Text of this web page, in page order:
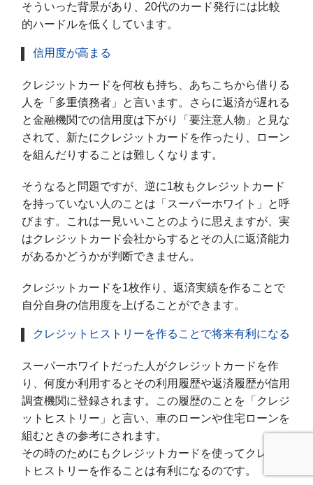
そういった背景があり、20代のカード発行には比較
的ハードルを低くしています。
信用度が高まる
クレジットカードを何枚も持ち、あちこちから借りる
人を「多重債務者」と言います。さらに返済が遅れる
と金融機関での信用度は下がり「要注意人物」と見な
されて、新たにクレジットカードを作ったり、ローン
を組んだりすることは難しくなります。
そうなると問題ですが、逆に1枚もクレジットカード
を持っていない人のことは「スーパーホワイト」と呼
びます。これは一見いいことのように思えますが、実
はクレジットカード会社からするとその人に返済能力
があるかどうかが判断できません。
クレジットカードを1枚作り、返済実績を作ることで
自分自身の信用度を上げることができます。
クレジットヒストリーを作ることで将来有利になる
スーパーホワイトだった人がクレジットカードを作
り、何度か利用するとその利用履歴や返済履歴が信用
調査機関に登録されます。この履歴のことを「クレジ
ットヒストリー」と言い、車のローンや住宅ローンを
組むときの参考にされます。
その時のためにもクレジットカードを使ってクレジッ
トヒストリーを作ることは有利になるのです。